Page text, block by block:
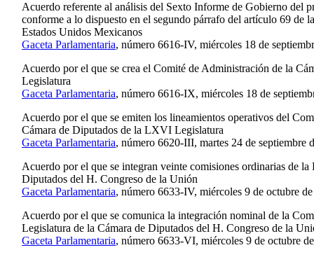
Acuerdo referente al análisis del Sexto Informe de Gobierno del
conforme a lo dispuesto en el segundo párrafo del artículo 69 de
Estados Unidos Mexicanos
Gaceta Parlamentaria, número 6616-IV, miércoles 18 de
Acuerdo por el que se crea el Comité de Administración de la
Legislatura
Gaceta Parlamentaria, número 6616-IX, miércoles 18 de
Acuerdo por el que se emiten los lineamientos operativos del
Cámara de Diputados de la LXVI Legislatura
Gaceta Parlamentaria, número 6620-III, martes 24 de septiembre
Acuerdo por el que se integran veinte comisiones ordinarias de
Diputados del H. Congreso de la Unión
Gaceta Parlamentaria, número 6633-IV, miércoles 9 de octubre
Acuerdo por el que se comunica la integración nominal de la
Legislatura de la Cámara de Diputados del H. Congreso de la
Gaceta Parlamentaria, número 6633-VI, miércoles 9 de octubre